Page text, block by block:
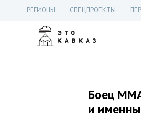
РЕГИОНЫ СПЕЦПРОЕКТЫ
Боец
и